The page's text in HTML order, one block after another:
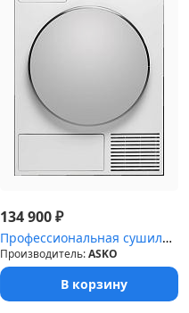
134 900₽
Профессиональная cушильная машина ASKO TDC1781H.W.Р
Производитель:ASKO
В корзину